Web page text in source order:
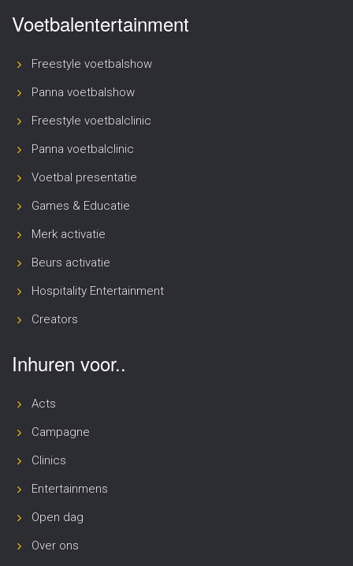
Voetbalentertainment
Freestyle voetbalshow
Panna voetbalshow
Freestyle voetbalclinic
Panna voetbalclinic
Voetbal presentatie
Games & Educatie
Merk activatie
Beurs activatie
Hospitality Entertainment
Creators
Inhuren voor..
Acts
Campagne
Clinics
Entertainmens
Open dag
Over ons